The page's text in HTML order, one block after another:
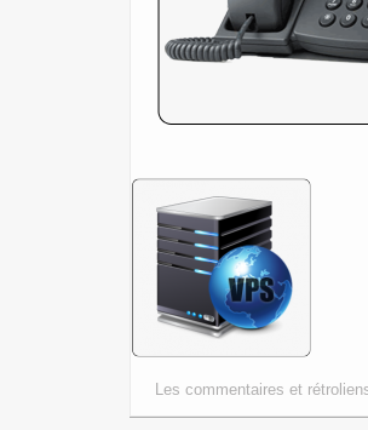
Les commentaires et